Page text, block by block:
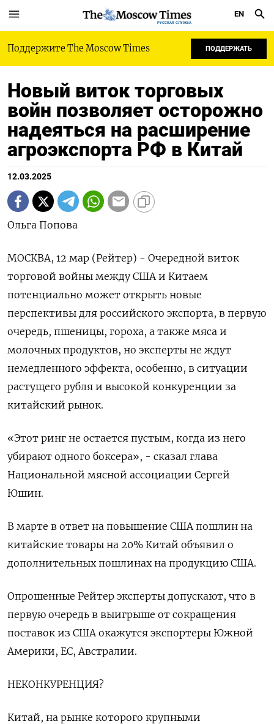
РУССКАЯ СЛУЖБА
EN
Поддержите The Moscow Times ПОДДЕРЖАТЬ
Новый виток торговых
войн позволяет осторожно
надеяться на расширение
агроэкспорта РФ в Китай
12.03.2025
Ольга Попова
МОСКВА, 12 мар (Рейтер) - Очередной виток
торговой войны между США и Китаем
потенциально может открыть новые
перспективы для российского экспорта, в первую
очередь, пшеницы, гороха, а также мяса и
молочных продуктов, но эксперты не ждут
немедленного эффекта, особенно, в ситуации
растущего рубля и высокой конкуренции за
китайский рынок.
«Этот ринг не остается пустым, когда из него
убирают одного боксера», - сказал глава
Национальной мясной ассоциации Сергей
Юшин.
В марте в ответ на повышение США пошлин на
китайские товары на 20% Китай объявил о
дополнительных пошлинах на продукцию США.
Опрошенные Рейтер эксперты допускают, что в
первую очередь в выигрыше от сокращения
поставок из США окажутся экспортеры Южной
Америки, ЕС, Австралии.
НЕКОНКУРЕНЦИЯ?
Китай, на рынке которого крупными